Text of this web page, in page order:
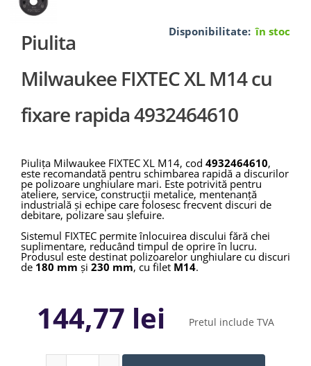
Disponibilitate: în stoc
Piulita
Milwaukee FIXTEC XL M14 cu
fixare rapida 4932464610
Piulița Milwaukee FIXTEC XL M14, cod 4932464610,
este recomandată pentru schimbarea rapidă a discurilor
pe polizoare unghiulare mari. Este potrivită pentru
ateliere, service, construcții metalice, mentenanță
industrială și echipe care folosesc frecvent discuri de
debitare, polizare sau șlefuire.
Sistemul FIXTEC permite înlocuirea discului fără chei
suplimentare, reducând timpul de oprire în lucru.
Produsul este destinat polizoarelor unghiulare cu discuri
de 180 mm și 230 mm, cu filet M14.
144,77 lei Pretul include TVA